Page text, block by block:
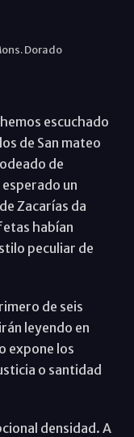
Dorado
escuchado
de San mateo
de
un
Zacarías da
habían
peculiar de
de seis
leyendo en
expone los
o santidad
densidad. A